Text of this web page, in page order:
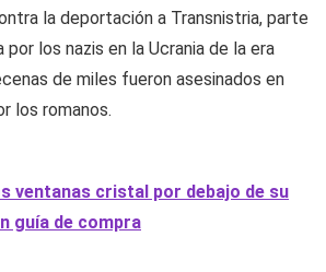
la deportación a Transnistria, parte
los nazis en la Ucrania de la era
de miles fueron asesinados en
los romanos.
ventanas cristal por debajo de su
guía de compra